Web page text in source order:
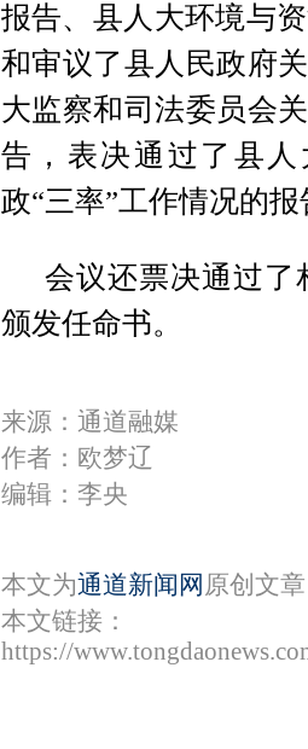
报告、县人大环境与
和审议了县人民政府
大监察和司法委员会
告，表决通过了县
政“三率”工作情况的
会议还票决通过了
颁发任命书。
来源：通道融媒
作者：欧梦辽
编辑：李央
本文为通道新闻网 原创文
本文链接：
https://